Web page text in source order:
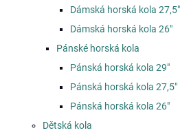
Dámská horská kola 27,5"
Dámská horská kola 26"
Pánské horská kola
Pánská horská kola 29"
Pánská horská kola 27,5"
Pánská horská kola 26"
Dětská kola